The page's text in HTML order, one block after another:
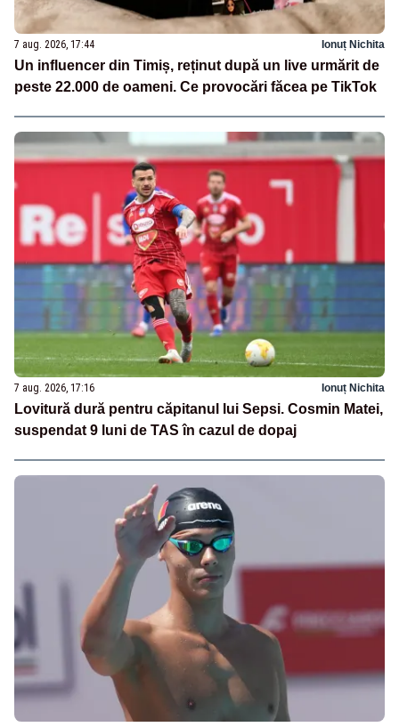
7 aug. 2026, 17:44 Ionuț Nichita
Un influencer din Timiș, reținut după un live urmărit de
peste 22.000 de oameni. Ce provocări făcea pe TikTok
7 aug. 2026, 17:16 Ionuț Nichita
Lovitură dură pentru căpitanul lui Sepsi. Cosmin Matei,
suspendat 9 luni de TAS în cazul de dopaj